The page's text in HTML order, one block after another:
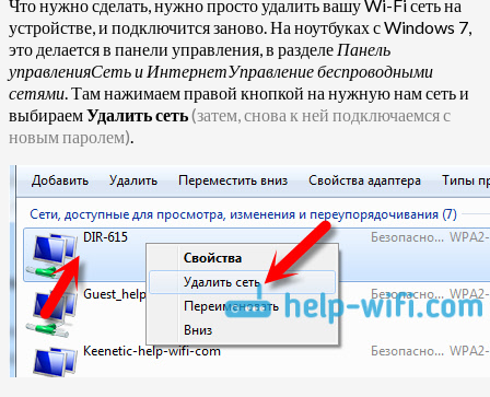
Что нужно сделать, нужно просто удалить вашу Wi-Fi сеть на
устройстве, и подключится заново. На ноутбуках с Windows 7,
это делается в панели управления, в разделе Панель
управленияСеть и ИнтернетУправление беспроводными
сетями. Там нажимаем правой кнопкой на нужную нам сеть и
выбираемУдалить сеть(затем, снова к ней подключаемся с
новым паролем).